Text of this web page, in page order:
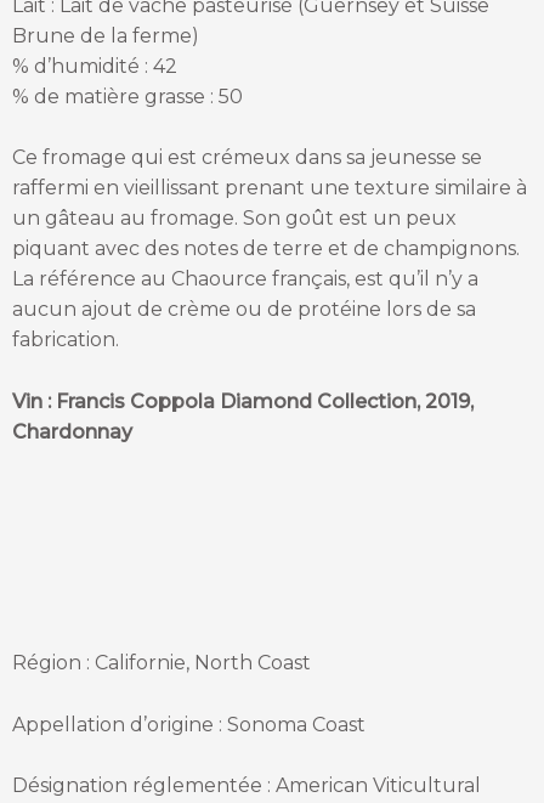
Lait : Lait de vache pasteurisé (Guernsey et Suisse
Brune de la ferme)
% d’humidité : 42
% de matière grasse : 50
Ce fromage qui est crémeux dans sa jeunesse se
raffermi en vieillissant prenant une texture similaire à
un gâteau au fromage. Son goût est un peux
piquant avec des notes de terre et de champignons.
La référence au Chaource français, est qu’il n’y a
aucun ajout de crème ou de protéine lors de sa
fabrication.
Vin : Francis Coppola Diamond Collection, 2019,
Chardonnay
Région : Californie, North Coast
Appellation d’origine : Sonoma Coast
Désignation réglementée : American Viticultural